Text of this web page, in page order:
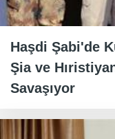
Haşdi Şabi'de
Şia ve
Savaşıyor